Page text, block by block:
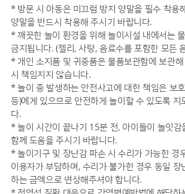
* 방문 시 아동은 미끄럼 방지 양말을 필수 착용
양말을 반드시 착용해 주시기 바랍니다.
* 깨끗한 놀이 환경을 위해 놀이시설 내에서는
금지됩니다. (젤리, 사탕, 음료수를 포함한 모든
* 개인 소지품 및 귀중품은 물품보관함에 보관
시 책임지지 않습니다.
* 놀이 중 발생하는 안전사고에 대한 책임은 보
등)에게 있으므로 안전하게 놀이할 수 있도록 지
다.
* 놀이 시간이 끝나기 15분 전, 아이들이 놀잇감
함께 도움을 주시기 바랍니다.
* 놀이기구 및 장난감 파손 시 수리가 가능한 경
이용자가 부담하며, 수리가 불가한 경우 동일 장
하는 금액으로 변상해주셔야 합니다.